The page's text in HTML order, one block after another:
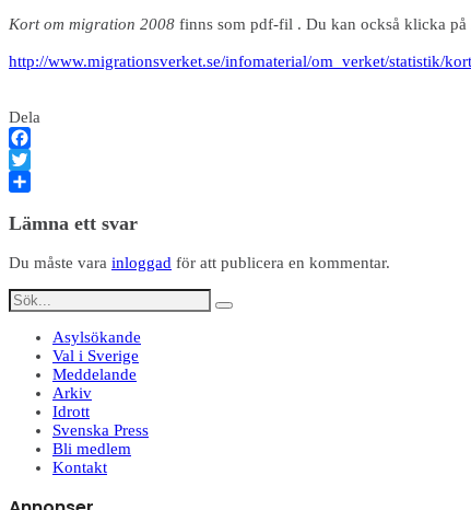
Kort om migration 2008 finns som pdf-fil . Du kan också klicka på
http://www.migrationsverket.se/infomaterial/om_verket/statistik/
Dela
Facebook
Twitter
Lämna ett svar
Du måste vara inloggad för att publicera en kommentar.
Asylsökande
Val i Sverige
Meddelande
Arkiv
Idrott
Svenska Press
Bli medlem
Kontakt